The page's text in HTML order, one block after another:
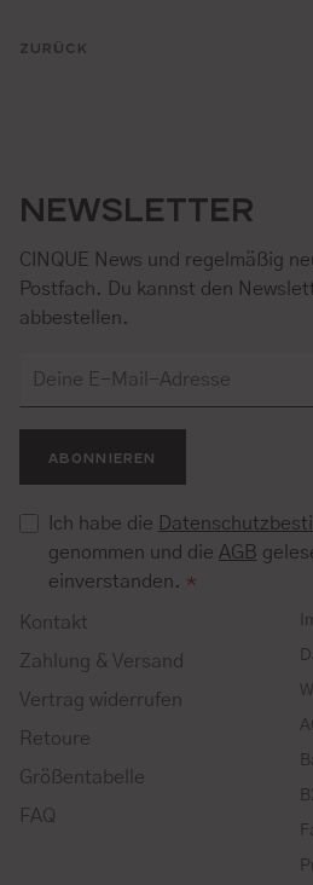
ZURÜCK
NEWSLETTER
CINQUE News und regelmäßig
Postfach. Du kannst den
abbestellen.
ABONNIEREN
Ich habe die
genommen und die AGB
einverstanden. *
Kontakt
Zahlung & Versand
Vertrag widerrufen
Retoure
Größentabelle
FAQ